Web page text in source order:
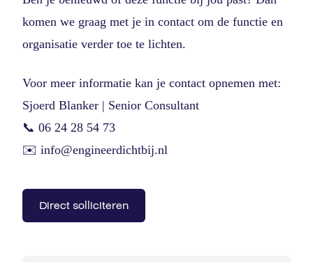
komen we graag met je in contact om de functie en
organisatie verder toe te lichten.
Voor meer informatie kan je contact opnemen met:
Sjoerd Blanker | Senior Consultant
📞 06 24 28 54 73
✉️ info@engineerdichtbij.nl
Direct solliciteren